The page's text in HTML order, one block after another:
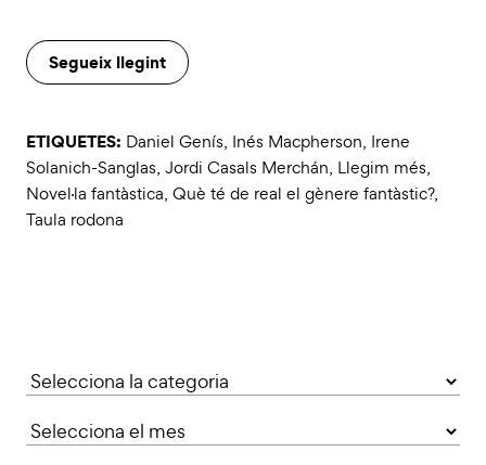
Segueix llegint
ETIQUETES: Daniel Genís, Inés Macpherson, Irene
Solanich-Sanglas, Jordi Casals Merchán, Llegim més,
Novel·la fantàstica, Què té de real el gènere fantàstic?,
Taula rodona
Categories